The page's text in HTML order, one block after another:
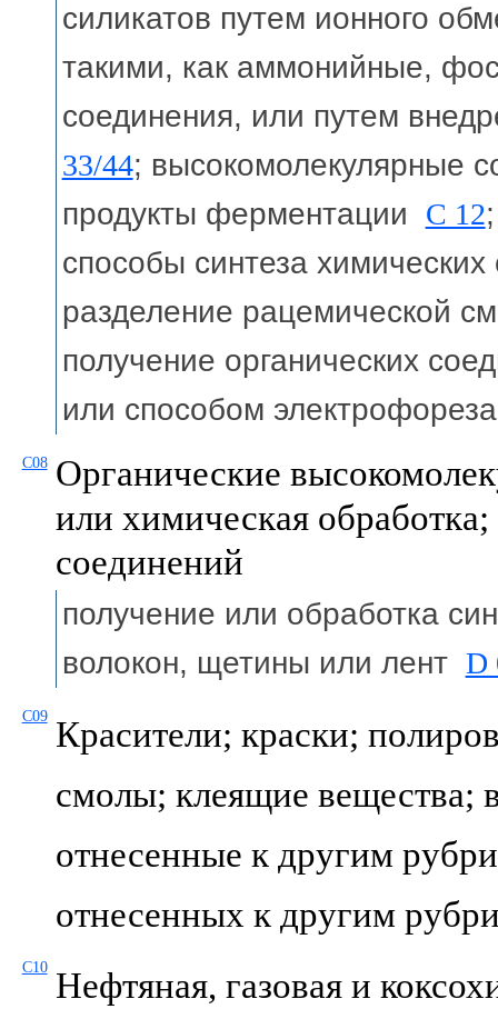
силикатов путем ионного
такими, как аммонийные,
соединения, или путем
33/44; высокомолекулярные
продукты ферментации C 12
способы синтеза
разделение рацемической
получение органических
или способом
C08 Органические
или химическая
соединений
получение или обработка
волокон, щетины или лент D
C09 Красители; краски;
смолы; клеящие вещества;
отнесенные к другим
отнесенных к другим
C10 Нефтяная, газовая и